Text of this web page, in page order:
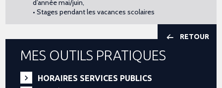
d’année mai/juin,
• Stages pendant les vacances scolaires
RETOUR
MES OUTILS PRATIQUES
HORAIRES SERVICES PUBLICS